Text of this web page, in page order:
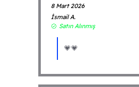
8 Mart 2026
İsmail A.
Satın Alınmış
💗💗